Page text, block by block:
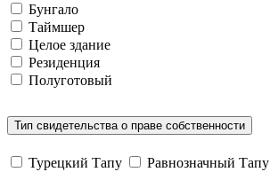
Бунгало
Таймшер
Целое здание
Резиденция
Полуготовый
Тип свидетельства о праве собственности
Турецкий Тапу Равнозначный Тапу